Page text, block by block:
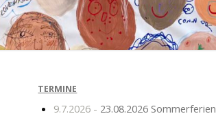
TERMINE
9.7.2026 - 23.08.2026 Sommerferien